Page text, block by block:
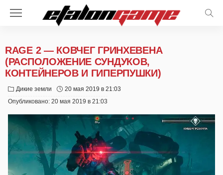
RAGE 2 — КОВЧЕГ ГРИНХЕВЕНА
(РАСПОЛОЖЕНИЕ СУНДУКОВ,
КОНТЕЙНЕРОВ И ГИПЕРПУШКИ)
Дикие земли
20 мая 2019 в 21:03
Опубликовано: 20 мая 2019 в 21:03